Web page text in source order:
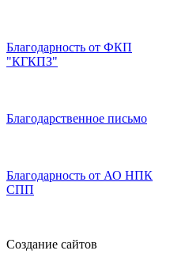
Благодарность от ФКП
"КГКПЗ"
Благодарственное письмо
Благодарность от АО НПК
СПП
Создание сайтов